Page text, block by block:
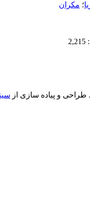
؛ مکران
طراحی و پیاده سازی از